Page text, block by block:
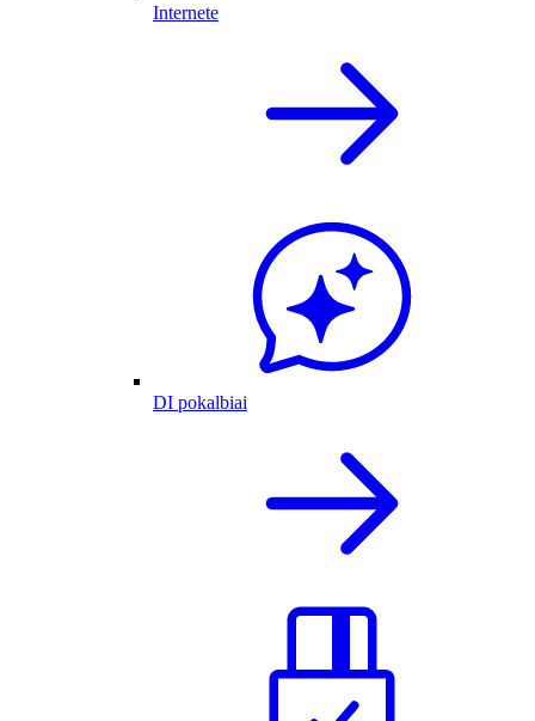
Internete
DI pokalbiai